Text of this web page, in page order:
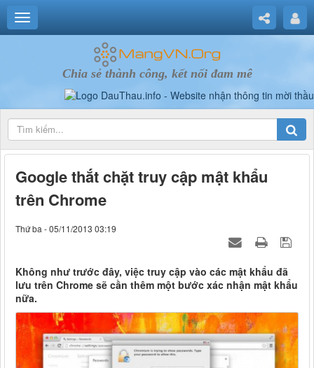
Chia sẻ thành công, kết nối đam mê
Google thắt chặt truy cập mật khẩu
trên Chrome
Thứ ba - 05/11/2013 03:19
Không như trước đây, việc truy cập vào các mật khẩu đã
lưu trên Chrome sẽ cần thêm một bước xác nhận mật khẩu
nữa.